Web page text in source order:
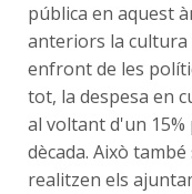
pública en aquest
anteriors la cultura
enfront de les
tot, la despesa en
al voltant d'un
dècada. Això
realitzen els